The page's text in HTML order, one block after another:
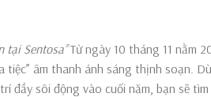
tại Sentosa’’Từ ngày 10 tháng 11 nằm
âm thanh ánh sáng thịnh soạn.
đầy sôi động vào cuối năm, bạn sẽ